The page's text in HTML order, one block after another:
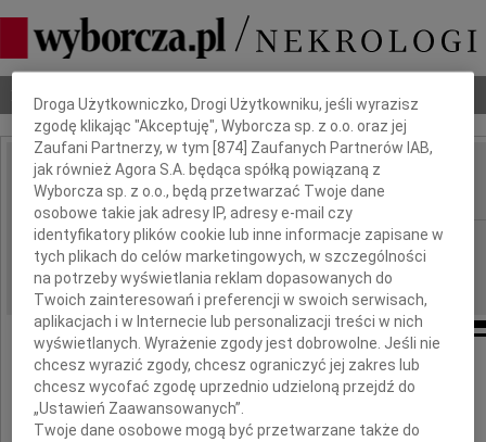
Nekrologi Odeszli Poradnik pogrzebowy
IMIĘ I NAZWISKO: Wojciech Kubiński
REGION: Wrocław
DATA EMISJI: 17.06.2024
Zmarł
Dbamy o Twoją prywatność
Droga Użytkowniczko, Drogi Użytkowniku, jeśli wyrazisz
zgodę klikając "Akceptuję", Wyborcza sp. z o.o. oraz jej
Zaufani Partnerzy, w tym [874 ] Zaufanych Partnerów IAB,
jak również Agora S.A. będąca spółką powiązaną z
Wyborcza sp. z o.o., będą przetwarzać Twoje dane
osobowe takie jak adresy IP, adresy e-mail czy
identyfikatory plików cookie lub inne informacje zapisane w
tych plikach do celów marketingowych, w szczególności
na potrzeby wyświetlania reklam dopasowanych do
Twoich zainteresowań i preferencji w swoich serwisach,
aplikacjach i w Internecie lub personalizacji treści w nich
wyświetlanych. Wyrażenie zgody jest dobrowolne. Jeśli nie
chcesz wyrazić zgody, chcesz ograniczyć jej zakres lub
chcesz wycofać zgodę uprzednio udzieloną przejdź do
„Ustawień Zaawansowanych”.
Twoje dane osobowe mogą być przetwarzane także do